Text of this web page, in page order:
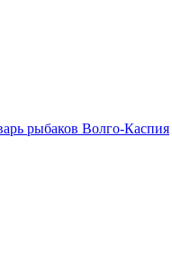
рыбаков Волго-Каспия